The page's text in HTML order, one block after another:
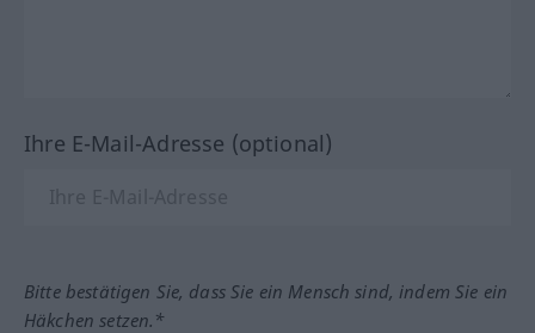
Ihre E-Mail-Adresse (optional)
Bitte bestätigen Sie, dass Sie ein Mensch sind, indem Sie ein
Häkchen setzen.*